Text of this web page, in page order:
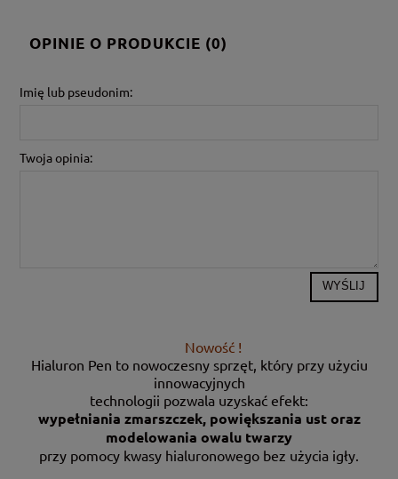
OPINIE O PRODUKCIE (0)
Imię lub pseudonim:
Twoja opinia:
WYŚLIJ
Nowość !
Hialuron Pen to nowoczesny sprzęt, który przy użyciu
innowacyjnych
technologii pozwala uzyskać efekt:
wypełniania zmarszczek, powiększania ust oraz
modelowania owalu twarzy
przy pomocy kwasy hialuronowego bez użycia igły.